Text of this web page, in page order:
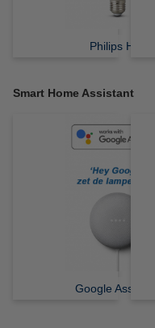
Philips Hue
Smart Home Assistant
Google Assistant